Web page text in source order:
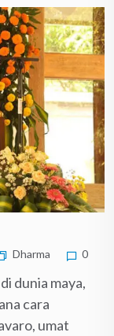
Dharma 0
dunia maya,
cara
umat